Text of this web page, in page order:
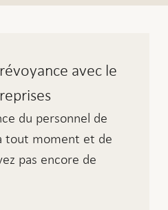
avec le
du personnel de
tout moment et de
pas encore de